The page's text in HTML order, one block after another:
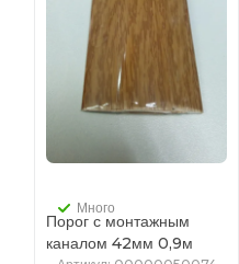
Порог с монтажным
каналом 42мм 0,9м
Много